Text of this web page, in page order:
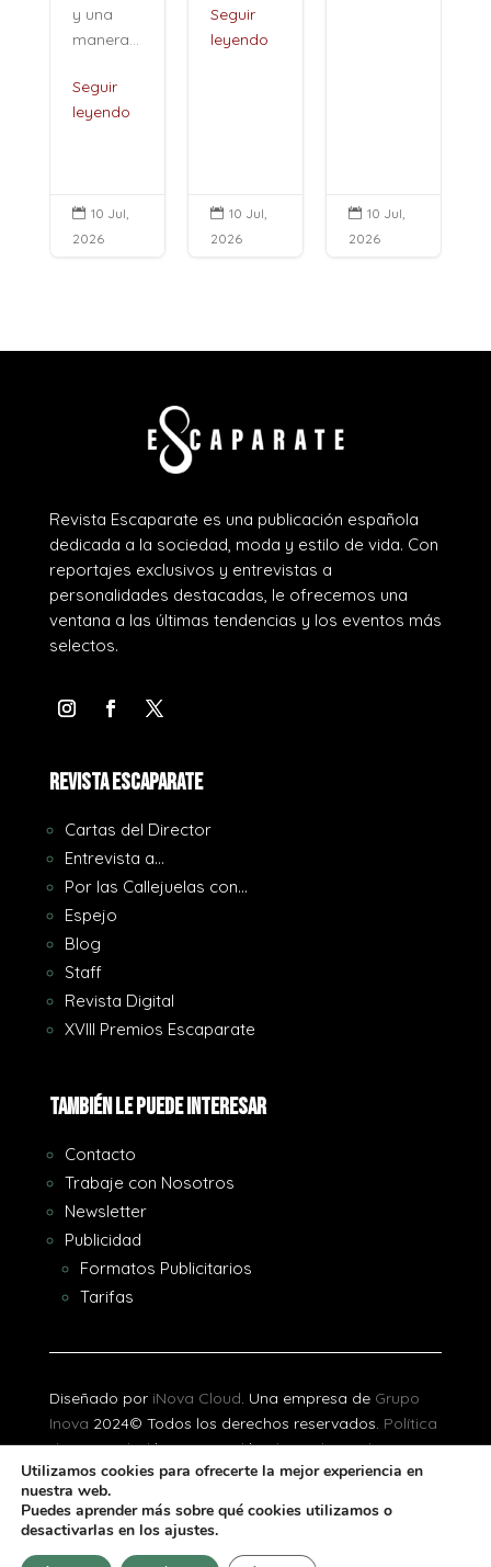
y una
manera...
Seguir
leyendo
 10 Jul,
2026
Seguir
leyendo
 10 Jul,
2026
 10 Jul,
2026
Revista Escaparate es una publicación española
dedicada a la sociedad, moda y estilo de vida. Con
reportajes exclusivos y entrevistas a
personalidades destacadas, le ofrecemos una
ventana a las últimas tendencias y los eventos más
selectos.
REVISTA ESCAPARATE
Cartas del Director
Entrevista a…
Por las Callejuelas con…
Espejo
Blog
Staff
Revista Digital
XVIII Premios Escaparate
También le puede interesar
Contacto
Trabaje con Nosotros
Newsletter
Publicidad
Formatos Publicitarios
Tarifas
Diseñado por iNova Cloud. Una empresa de Grupo
Inova 2024© Todos los derechos reservados. Política
de Privacidad|Aviso Legal|Política de Cookies
[gtranslate]
Utilizamos cookies para ofrecerte la mejor experiencia en
nuestra web.
Puedes aprender más sobre qué cookies utilizamos o
desactivarlas en los ajustes.